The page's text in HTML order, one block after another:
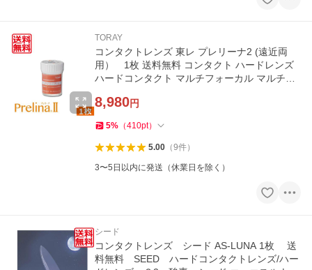
TORAY
コンタクトレンズ 東レ プレリーナ2 (遠近両
用） 1枚 送料無料 コンタクト ハードレンズ
ハードコンタクト マルチフォーカル マルチフ
8,980円
5% （410pt）
5.00（9件）
3〜5日以内に発送（休業日を除く）
シード
コンタクトレンズ シード AS-LUNA 1枚 送
料無料 SEED ハードコンタクトレンズ/ハー